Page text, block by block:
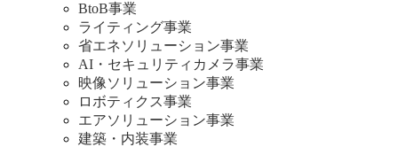
BtoB事業
ライティング事業
省エネソリューション事業
AI・セキュリティカメラ事業
映像ソリューション事業
ロボティクス事業
エアソリューション事業
建築・内装事業